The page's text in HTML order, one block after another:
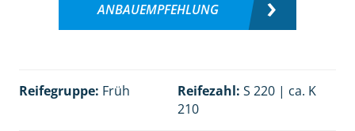
ANBAUEMPFEHLUNG
Reifegruppe: Früh Reifezahl: S 220 | ca. K
210